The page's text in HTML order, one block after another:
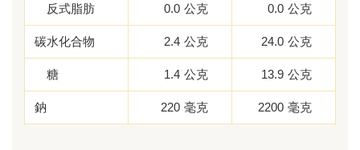
反式脂肪 0.0 公克 0.0 公克
碳水化合物 2.4 公克 24.0 公克
糖 1.4 公克 13.9 公克
鈉 220 毫克 2200 毫克